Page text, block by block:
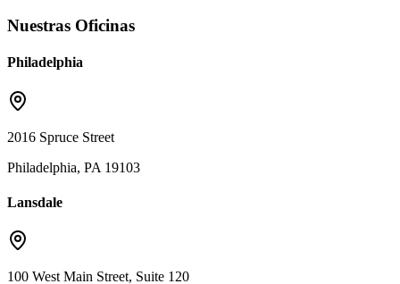
Nuestras Oficinas
Philadelphia
2016 Spruce Street
Philadelphia, PA 19103
Lansdale
100 West Main Street, Suite 120